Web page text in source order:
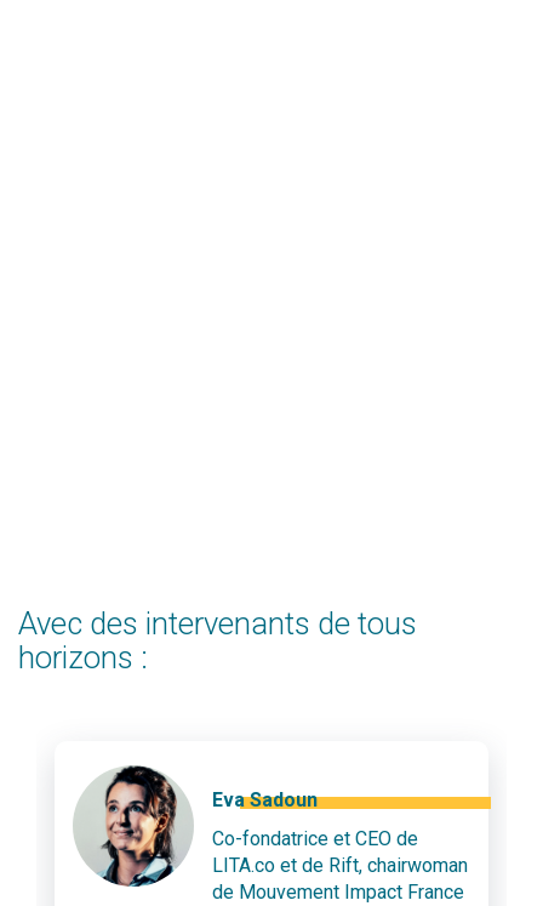
Avec des intervenants de tous
horizons :
Eva Sadoun
Co-fondatrice et CEO de
LITA.co et de Rift, chairwoman
de Mouvement Impact France